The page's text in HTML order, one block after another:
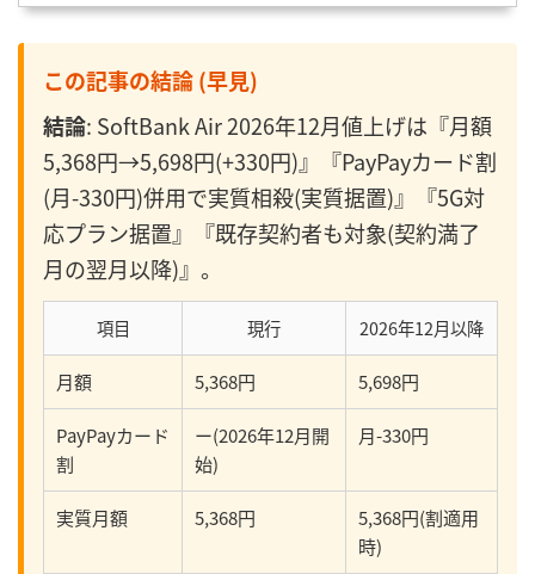
この記事の結論 (早見)
結論: SoftBank Air 2026年12月値上げは『月額
5,368円→5,698円(+330円)』『PayPayカード割
(月-330円)併用で実質相殺(実質据置)』『5G対
応プラン据置』『既存契約者も対象(契約満了
月の翌月以降)』。
項目 現行 2026年12月以降
月額 5,368円 5,698円
PayPayカード
割
ー(2026年12月開
始)
月-330円
実質月額 5,368円
5,368円(割適用
時)